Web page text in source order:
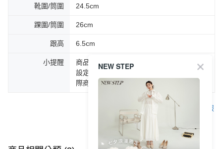
靴圍/筒圍 24.5cm
踝圍/筒圍 26cm
跟高 6.5cm
小提醒
商品圖片顏色會因拍攝燈光環境或個人螢幕
設定不同，而造成部份色差現象，顏色以實
際商品為主。
客服
NEW STEP